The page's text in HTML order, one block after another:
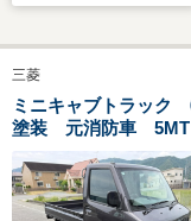
線逸脱警報
三菱
ミニキャブトラック
塗装 元消防車 5MT
式 荷台床アルミ施